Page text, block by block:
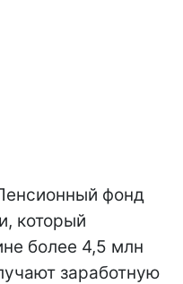
фонд
который
более 4,5 млн
заработную